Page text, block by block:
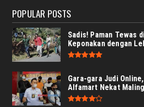
POPULAR POSTS
Sadis! Paman Tewas
Keponakan dengan
Gara-gara Judi
Alfamart Nekat